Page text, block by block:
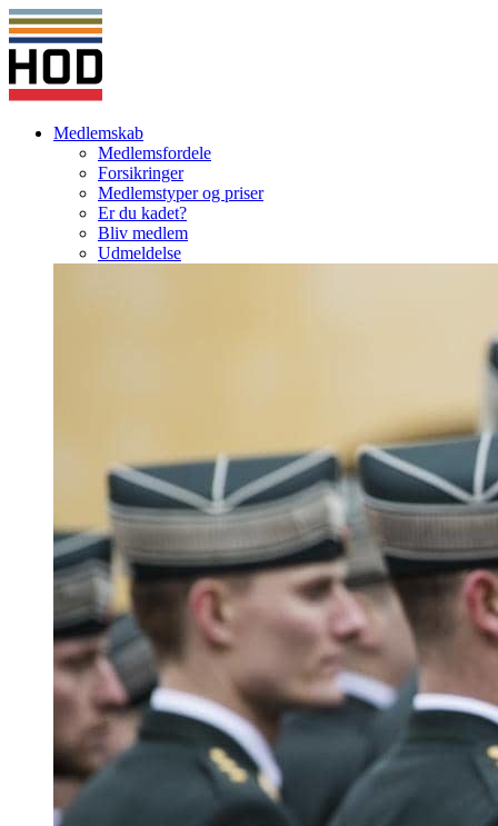
Medlemskab
Medlemsfordele
Forsikringer
Medlemstyper og priser
Er du kadet?
Bliv medlem
Udmeldelse